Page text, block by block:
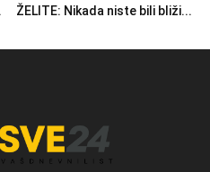
ŽELITE: Nikada niste bili bliži...